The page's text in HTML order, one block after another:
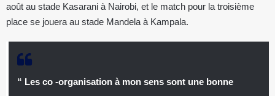
août au stade Kasarani à Nairobi, et le match pour la troisième
place se jouera au stade Mandela à Kampala.
“ Les co -organisation à mon sens sont une bonne